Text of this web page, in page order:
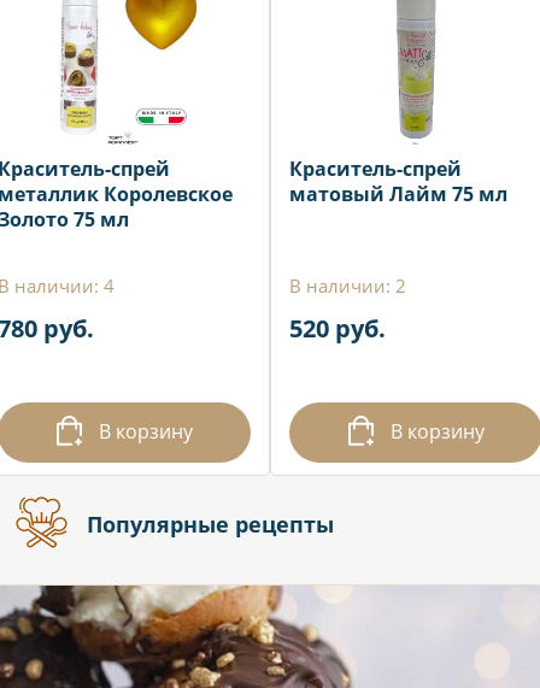
спрей
Королевское
75 мл
наличии: 4
руб.
В корзину
Краситель-спрей
матовый Лайм 75 мл
В наличии: 2
520 руб.
В корзину
Популярные рецепты